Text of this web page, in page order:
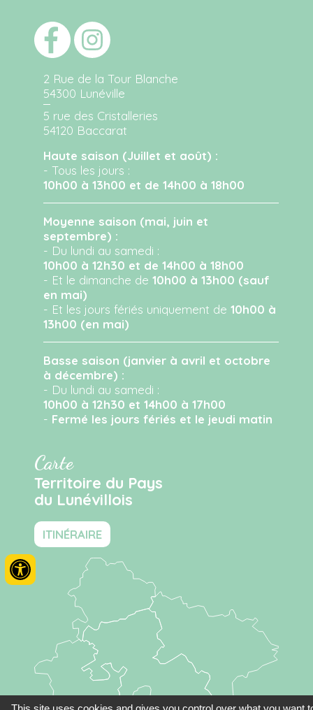
2 Rue de la Tour Blanche
54300 Lunéville
5 rue des Cristalleries
54120 Baccarat
Haute saison (Juillet et août) :
- Tous les jours :
10h00 à 13h00 et de 14h00 à 18h00
Moyenne saison (mai, juin et
septembre) :
- Du lundi au samedi :
10h00 à 12h30 et de 14h00 à 18h00
- Et le dimanche de10h00 à 13h00 (sauf
en mai)
- Et les jours fériés uniquement de10h00 à
13h00 (en mai)
Basse saison (janvier à avril et octobre
à décembre) :
- Du lundi au samedi :
10h00 à 12h30 et 14h00 à 17h00
- Fermé les jours fériés et le jeudi matin
Carte
Territoire du Pays
du Lunévillois
ITINÉRAIRE